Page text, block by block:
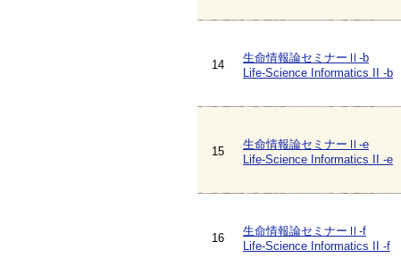
14
生命情報論セミナーⅡ-b
Life-Science Informatics II -b
15
生命情報論セミナーⅡ-e
Life-Science Informatics II -e
16
生命情報論セミナーⅡ-f
Life-Science Informatics II -f